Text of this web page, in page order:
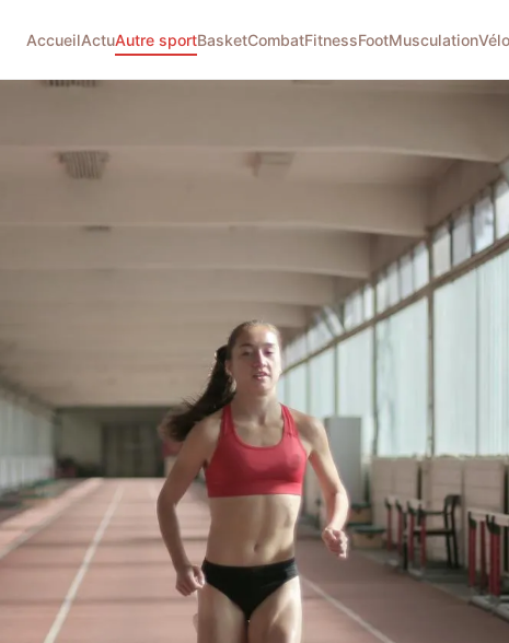
AccueilActuAutre sportBasketCombatFitnessFootMusculationVélo